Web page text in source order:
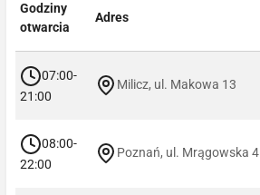
Godziny
otwarcia
Adres
07:00-
21:00
Milicz, ul. Makowa 13
08:00-
22:00
Poznań, ul. Mrągowska 4